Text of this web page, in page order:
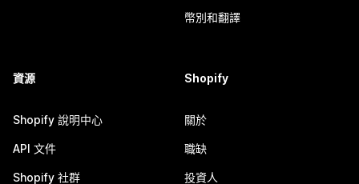
幣別和翻譯
資源
Shopify 說明中心
API 文件
Shopify 社群
Shopify
關於
職缺
投資人